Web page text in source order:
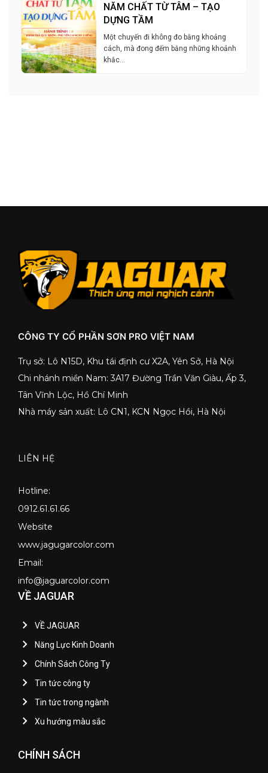
NĂM CHẤT TỪ TÂM – TẠO
DỰNG TẦM
Một chuyến đi không đo bằng khoảng
cách, mà đong đếm bằng những khoảnh
khắc…
CÔNG TY CỔ PHẦN SƠN PRO VIỆT NAM
Trụ sở: Lô N15D, Khu tái định cư X2A, Yên Sở, Hà Nội
Chi nhánh miền Nam: 3A17 Đường Trần Văn Giàu, Ấp 3,
Tân Vĩnh Lộc, Hồ Chí Minh
Nhà máy sản xuất: Lô CN1, KCN Ngọc Hồi, Hà Nội
LIÊN HỆ
Hotline:
0912.61.61.66
Website
www.jagugarcolor.com
Email:
info@jaguarcolor.com
VỀ JAGUAR
VỀ JAGUAR
Năng Lực Kinh Doanh
Chính Sách Công Ty
Tin tức công ty
Tin tức trong ngành
Xu hướng màu sắc
CHÍNH SÁCH